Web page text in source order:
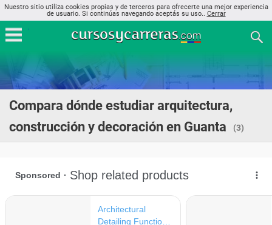
Nuestro sitio utiliza cookies propias y de terceros para ofrecerte una mejor experiencia
de usuario. Si continúas navegando aceptás su uso.. Cerrar
Compara dónde estudiar arquitectura,
construcción y decoración en Guanta
(3)